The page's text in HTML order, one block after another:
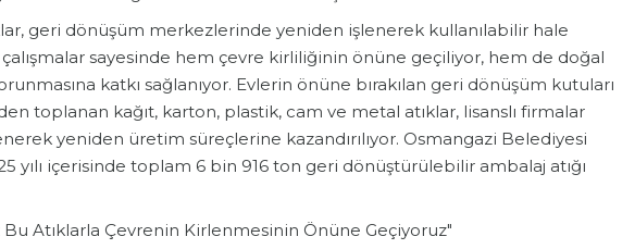
geri dönüşüm merkezlerinde yeniden işlenerek kullanılabilir hale
sayesinde hem çevre kirliliğinin önüne geçiliyor, hem de doğal
katkı sağlanıyor. Evlerin önüne bırakılan geri dönüşüm kutuları
toplanan kağıt, karton, plastik, cam ve metal atıklar, lisanslı firmalar
yeniden üretim süreçlerine kazandırılıyor. Osmangazi Belediyesi
yılı içerisinde toplam 6 bin 916 ton geri dönüştürülebilir ambalaj atığı
Bu Atıklarla Çevrenin Kirlenmesinin Önüne Geçiyoruz"
ÇEVRE